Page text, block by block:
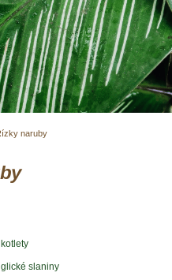
naruby
slaniny